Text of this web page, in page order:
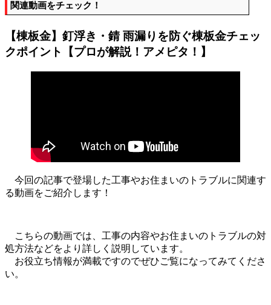
関連動画をチェック！
【棟板金】釘浮き・錆 雨漏りを防ぐ棟板金チェッ
クポイント【プロが解説！アメピタ！】
今回の記事で登場した工事やお住まいのトラブルに関連す
る動画をご紹介します！
こちらの動画では、工事の内容やお住まいのトラブルの対
処方法などをより詳しく説明しています。
お役立ち情報が満載ですのでぜひご覧になってみてくださ
い。